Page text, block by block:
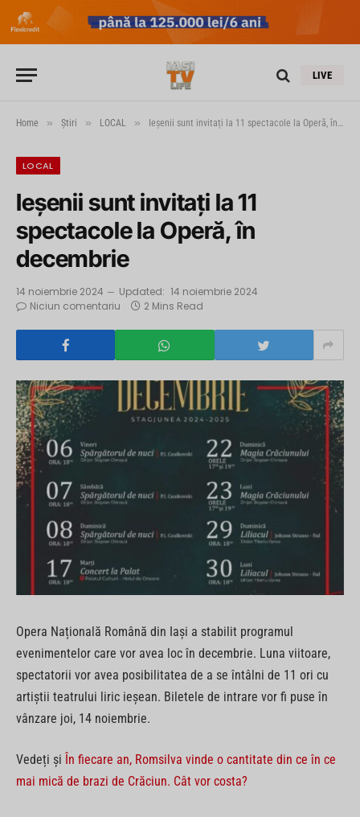
LIVE
Home » Știri » LOCAL » Ieșenii sunt invitați la 11 spectacole la Operă, în decembrie
LOCAL
Ieșenii sunt invitați la 11
spectacole la Operă, în
decembrie
14 noiembrie 2024 Updated: 14 noiembrie 2024
Niciun comentariu
2 Mins Read
Opera Națională Română din Iași a stabilit programul
evenimentelor care vor avea loc în decembrie. Luna viitoare,
spectatorii vor avea posibilitatea de a se întâlni de 11 ori cu
artiștii teatrului liric ieșean. Biletele de intrare vor fi puse în
vânzare joi, 14 noiembrie.
Vedeți și În fiecare an, Romsilva vinde o cantitate din ce în ce
mai mică de brazi de Crăciun. Cât vor costa?